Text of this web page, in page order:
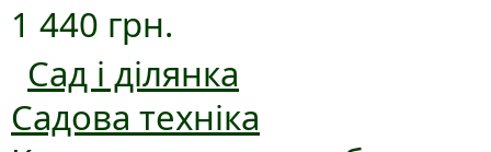
1 440 грн.
Сад і ділянка
Садова техніка